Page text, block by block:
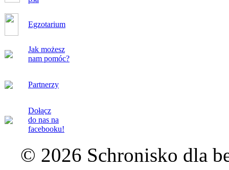
Egzotarium
Jak możesz
nam pomóc?
Partnerzy
Dołącz
do nas na
facebooku!
© 2026 Schronisko dla